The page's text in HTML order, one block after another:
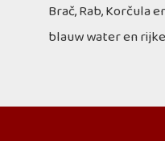
Brač, Rab, Korčula
blauw water en